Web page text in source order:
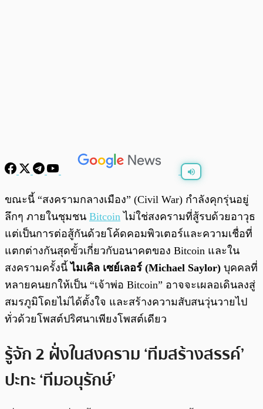
พร้อมเล่น 0:00 0:00
ขณะนี้ “สงครามกลางเมือง” (Civil War) กำลังคุกรุ่นอยู่
ลึกๆ ภายในชุมชน Bitcoin ไม่ใช่สงครามที่สู้รบด้วยอาวุธ
แต่เป็นการต่อสู้กันด้วยโค้ดคอมพิวเตอร์และความเชื่อที่
แตกต่างกันสุดขั้วเกี่ยวกับอนาคตของ Bitcoin และใน
สงครามครั้งนี้ ไมเคิล เซย์เลอร์ (Michael Saylor) บุคคลที่
หลายคนยกให้เป็น “เจ้าพ่อ Bitcoin” อาจจะเผลอเดินลงสู่
สมรภูมิโดยไม่ได้ตั้งใจ และสร้างความสับสนวุ่นวายไป
ทั่วด้วยโพสต์ปริศนาเพียงโพสต์เดียว
รู้จัก 2 ฝั่งในสงคราม ‘ทีมสร้างสรรค์’
ปะทะ ‘ทีมอนุรักษ์’